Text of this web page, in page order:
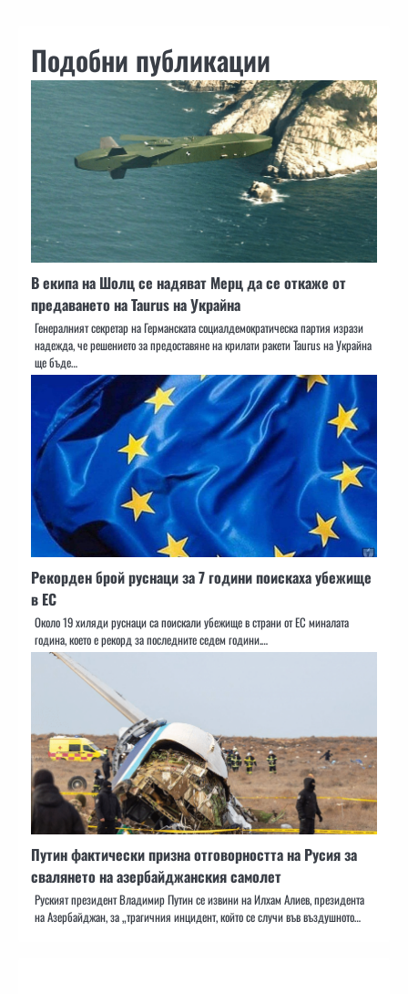
Подобни публикации
В екипа на Шолц се надяват Мерц да се откаже от
предаването на Taurus на Украйна
Генералният секретар на Германската социалдемократическа партия изрази
надежда, че решението за предоставяне на крилати ракети Taurus на Украйна
ще бъде…
Рекорден брой руснаци за 7 години поискаха убежище
в ЕС
Около 19 хиляди руснаци са поискали убежище в страни от ЕС миналата
година, което е рекорд за последните седем години.…
Путин фактически призна отговорността на Русия за
свалянето на азербайджанския самолет
Руският президент Владимир Путин се извини на Илхам Алиев, президента
на Азербайджан, за „трагичния инцидент, който се случи във въздушното…